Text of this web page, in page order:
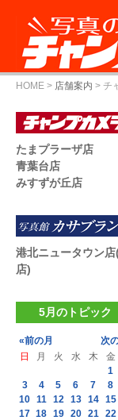
HOME > 店舗案内 > チ
たまプラーザ店
青葉台店
みすずが丘店
港北ニュータウン店
店)
5月のトピック
«前の月
次
日
月 火 水 木 金
1
3
4 5 6 7 8
10 11 12 13 14 15
17 18 19 20 21 22